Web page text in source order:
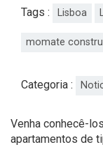
Tags : Lisboa
momate
Categoria :
Venha conhecê-
apartamentos de